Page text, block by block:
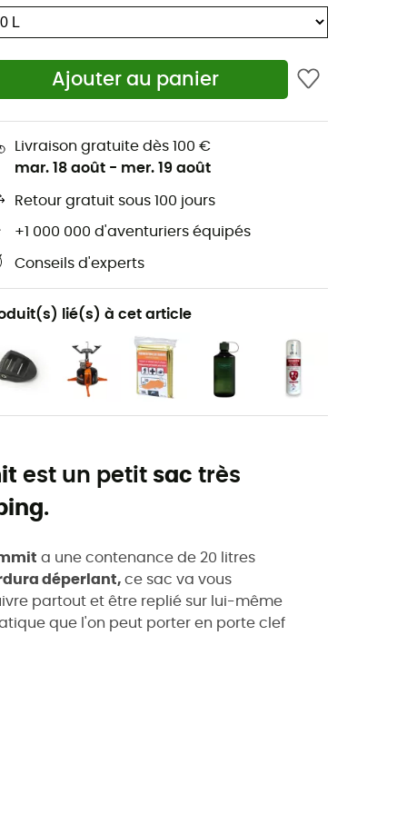
Ajouter au panier
Livraison gratuite dès 100 €
mar. 18 août - mer. 19 août
Retour gratuit sous 100 jours
+1 000 000 d'aventuriers équipés
Conseils d'experts
lié(s) à cet article
est un petit sac très
.
a une contenance de 20 litres
déperlant, ce sac va vous
partout et être replié sur lui-même
que l'on peut porter en porte clef